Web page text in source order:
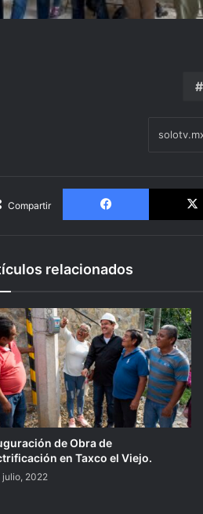
Compartir
Facebook
relacionados
de Obra de
en Taxco el Viejo.
julio, 2022